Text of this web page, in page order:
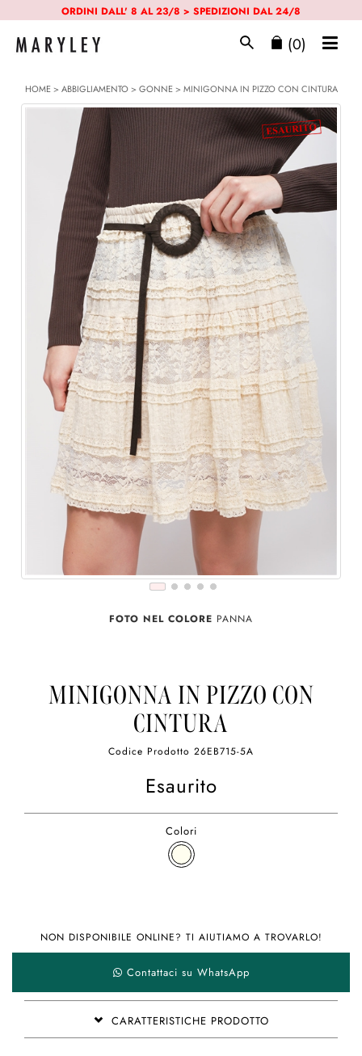
ORDINI DALL' 8 AL 23/8 > SPEDIZIONI DAL 24/8
(0)
HOME>ABBIGLIAMENTO>GONNE> MINIGONNA IN PIZZO CON CINTURA
FOTO NEL COLORE PANNA
MINIGONNA IN PIZZO CON
CINTURA
Codice Prodotto 26EB715-5A
Esaurito
Colori
NON DISPONIBILE ONLINE? TI AIUTIAMO A TROVARLO!
Contattaci su WhatsApp
CARATTERISTICHE PRODOTTO